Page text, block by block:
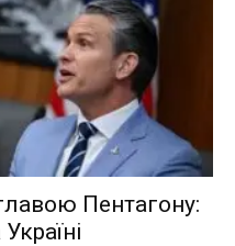
Пентагону: